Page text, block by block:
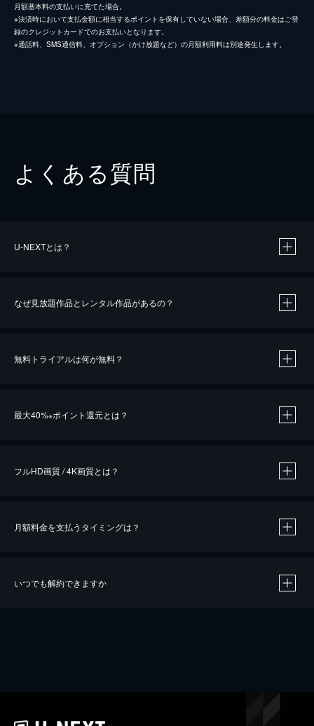
月額基本料の支払いに充てた場合。
※決済時において支払金額に相当するポイントを保有していない場合、差額分の料金はご登
録のクレジットカードでのお支払いとなります。
※通話料、SMS通信料、オプション（かけ放題など）の月額利用料は別途発生します。
よくある質問
U-NEXTとは？
なぜ見放題作品とレンタル作品があるの？
無料トライアルは何が無料？
最大40%※ポイント還元とは？
※40％ポイント還元の対象は、クレジットカード決済による作品の購入 / レンタルです。
iOSアプリのUコイン決済による作品の購入 / レンタルは、20％のポイント還元です。
フルHD画質 / 4K画質とは？
月額料金を支払うタイミングは？
いつでも解約できますか